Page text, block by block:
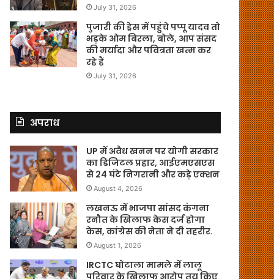
July 31, 2026
पुजारी की ड्रेस में पहुंचे पप्पू यादव तो
भड़के ओम बिरला, बोले, आप संसद
की मर्यादा और पवित्रता खत्म कर
रहे हैं
July 31, 2026
अपराध
UP में अवैध खनन पर योगी सरकार
का डिजिटल प्रहार, आईएमएसएस
से 24 घंटे निगरानी और कड़े एक्शन
August 4, 2026
लखनऊ में भाजपा सांसद कंगना
रनौत के खिलाफ केस दर्ज होगा
केस, कांग्रेस की नेता ने दी तहरीर.
August 1, 2026
IRCTC घोटाला मामले में लालू
परिवार के खिलाफ आरोप तय किए